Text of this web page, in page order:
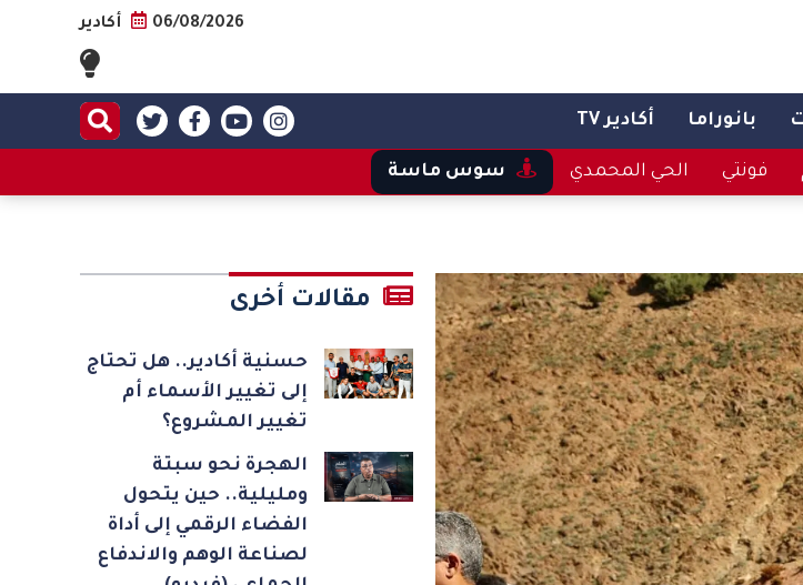
06/08/2026 أكادير
بانوراما أكادير TV
فونتي الحي المحمدي سوس ماسة
مقالات أخرى
حسنية أكادير.. هل تحتاج
إلى تغيير الأسماء أم
تغيير المشروع؟
الهجرة نحو سبتة
ومليلية.. حين يتحول
الفضاء الرقمي إلى أداة
لصناعة الوهم والاندفاع